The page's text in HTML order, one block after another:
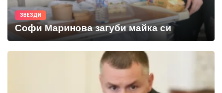
ЗВЕЗДИ
Софи Маринова загуби майка си